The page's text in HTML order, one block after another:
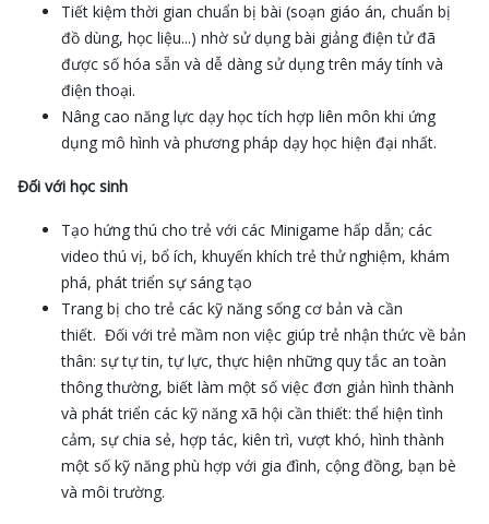
Tiết kiệm thời gian chuẩn bị bài (soạn giáo án, chuẩn bị
đồ dùng, học liệu...) nhờ sử dụng bài giảng điện tử đã
được số hóa sẵn và dễ dàng sử dụng trên máy tính và
điện thoại.
Nâng cao năng lực dạy học tích hợp liên môn khi ứng
dụng mô hình và phương pháp dạy học hiện đại nhất.
Đối với học sinh
Tạo hứng thú cho trẻ với các Minigame hấp dẫn; các
video thú vị, bổ ích, khuyến khích trẻ thử nghiệm, khám
phá, phát triển sự sáng tạo
Trang bị cho trẻ các kỹ năng sống cơ bản và cần
thiết. Đối với trẻ mầm non việc giúp trẻ nhận thức về bản
thân: sự tự tin, tự lực, thực hiện những quy tắc an toàn
thông thường, biết làm một số việc đơn giản hình thành
và phát triển các kỹ năng xã hội cần thiết: thể hiện tình
cảm, sự chia sẻ, hợp tác, kiên trì, vượt khó, hình thành
một số kỹ năng phù hợp với gia đình, cộng đồng, bạn bè
và môi trường.